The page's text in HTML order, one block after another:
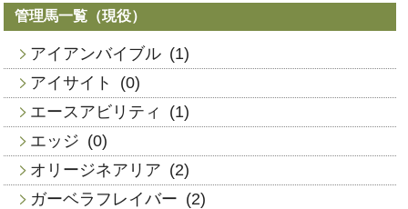
管理馬一覧（現役）
アイアンバイブル (1)
アイサイト
(0)
エースアビリティ
(1)
エッジ (0)
オリージネアリア (2)
ガーベラフレイバー (2)